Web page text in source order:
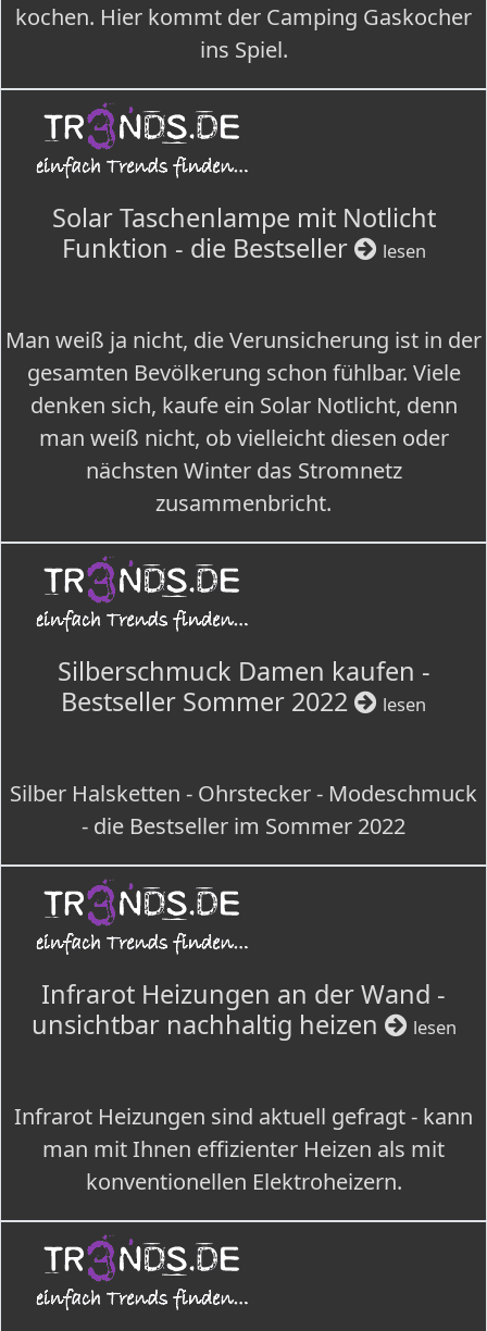
kochen. Hier kommt der Camping Gaskocher
ins Spiel.
Solar Taschenlampe mit Notlicht
Funktion - die Bestseller
lesen
Man weiß ja nicht, die Verunsicherung ist in der
gesamten Bevölkerung schon fühlbar. Viele
denken sich, kaufe ein Solar Notlicht, denn
man weiß nicht, ob vielleicht diesen oder
nächsten Winter das Stromnetz
zusammenbricht.
Silberschmuck Damen kaufen -
Bestseller Sommer 2022
lesen
Silber Halsketten - Ohrstecker - Modeschmuck
- die Bestseller im Sommer 2022
Infrarot Heizungen an der Wand -
unsichtbar nachhaltig heizen
lesen
Infrarot Heizungen sind aktuell gefragt - kann
man mit Ihnen effizienter Heizen als mit
konventionellen Elektroheizern.